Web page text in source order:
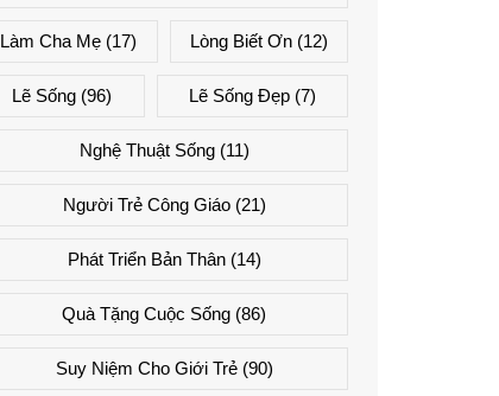
Làm Cha Mẹ (17) Lòng Biết Ơn(12)
Lẽ Sống (96) Lẽ Sống Đẹp(7)
Nghệ Thuật Sống(11)
Người Trẻ Công Giáo(21)
Phát Triển Bản Thân(14)
Quà Tặng Cuộc Sống (86)
Suy Niệm Cho Giới Trẻ(90)